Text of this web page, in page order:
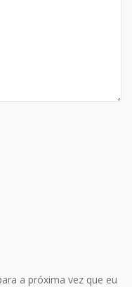
a próxima vez que eu